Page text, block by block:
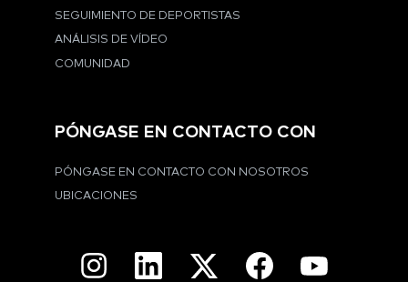
SEGUIMIENTO DE DEPORTISTAS
ANÁLISIS DE VÍDEO
COMUNIDAD
PÓNGASE EN CONTACTO CON
PÓNGASE EN CONTACTO CON NOSOTROS
UBICACIONES